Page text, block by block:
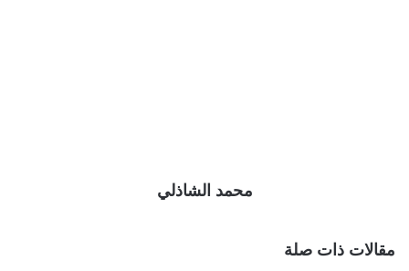
محمد الشاذلي
مقالات ذات صلة